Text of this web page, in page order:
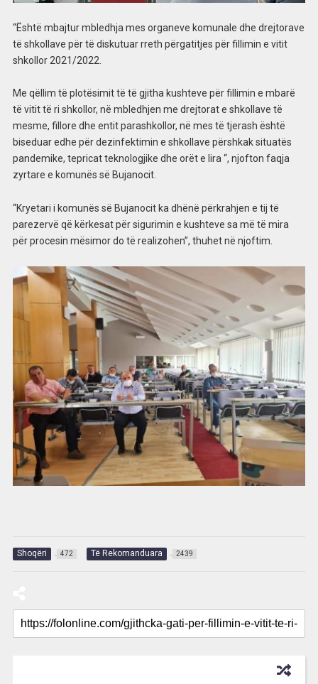
“Është mbajtur mbledhja mes organeve komunale dhe drejtorave
të shkollave për të diskutuar rreth përgatitjes për fillimin e vitit
shkollor 2021/2022.
Me qëllim të plotësimit të të gjitha kushteve për fillimin e mbarë
të vitit të ri shkollor, në mbledhjen me drejtorat e shkollave të
mesme, fillore dhe entit parashkollor, në mes të tjerash është
biseduar edhe për dezinfektimin e shkollave përshkak situatës
pandemike, tepricat teknologjike dhe orët e lira “, njofton faqja
zyrtare e komunës së Bujanocit.
“Kryetari i komunës së Bujanocit ka dhënë përkrahjen e tij të
parezervë që kërkesat për sigurimin e kushteve sa më të mira
për procesin mësimor do të realizohen”, thuhet në njoftim.
Shoqëri 472 Të Rekomanduara 2439